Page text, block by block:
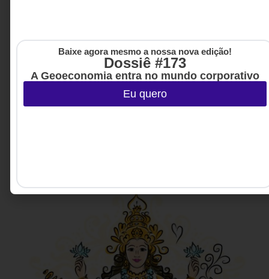
A outra IA – investigação apreciativa
Baixe agora mesmo a nossa nova edição!
Dossiê #173
A Geoeconomia entra no mundo corporativo
Eu quero